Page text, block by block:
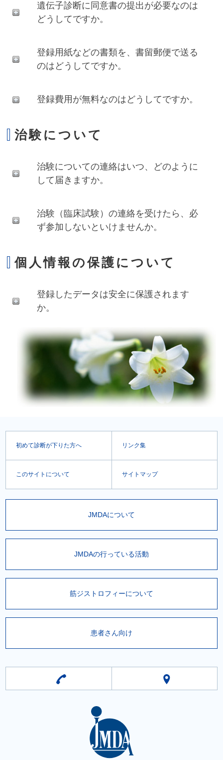
遺伝子診断に同意書の提出が必要なのは
どうしてですか。
登録用紙などの書類を、書留郵便で送る
のはどうしてですか。
登録費用が無料なのはどうしてですか。
治験について
治験についての連絡はいつ、どのように
して届きますか。
治験（臨床試験）の連絡を受けたら、必
ず参加しないといけませんか。
個人情報の保護について
登録したデータは安全に保護されます
か。
初めて診断が下りた方へ リンク集
このサイトについて サイトマップ
JMDAについて
JMDAの行っている活動
筋ジストロフィーについて
患者さん向け